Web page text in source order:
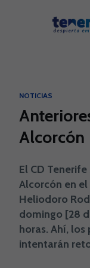
NOTICIAS
Alcorcón
El CD
Alcorcón en
Heliodoro
domingo [28
horas. Ahí, los
intentarán